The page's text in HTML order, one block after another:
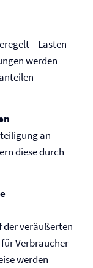
– Lasten
werden
an
diese durch
der veräußerten
Verbraucher
werden